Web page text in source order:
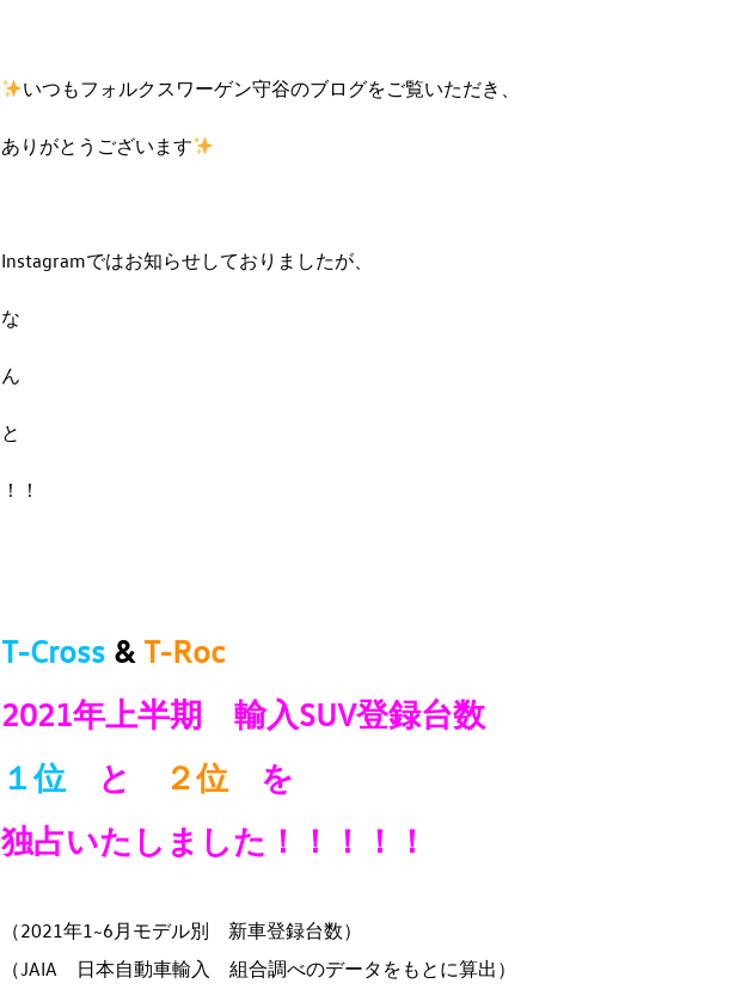
いつもフォルクスワーゲン守谷のブログをご覧いただき、
ありがとうございます
Instagramではお知らせしておりましたが、
な
ん
と
！！
T-Cross & T-Roc
2021年上半期 輸入SUV登録台数
１位 と ２位 を
独占いたしました！！！！！
（2021年1~6月モデル別 新車登録台数）
（JAIA 日本自動車輸入 組合調べのデータをもとに算出）